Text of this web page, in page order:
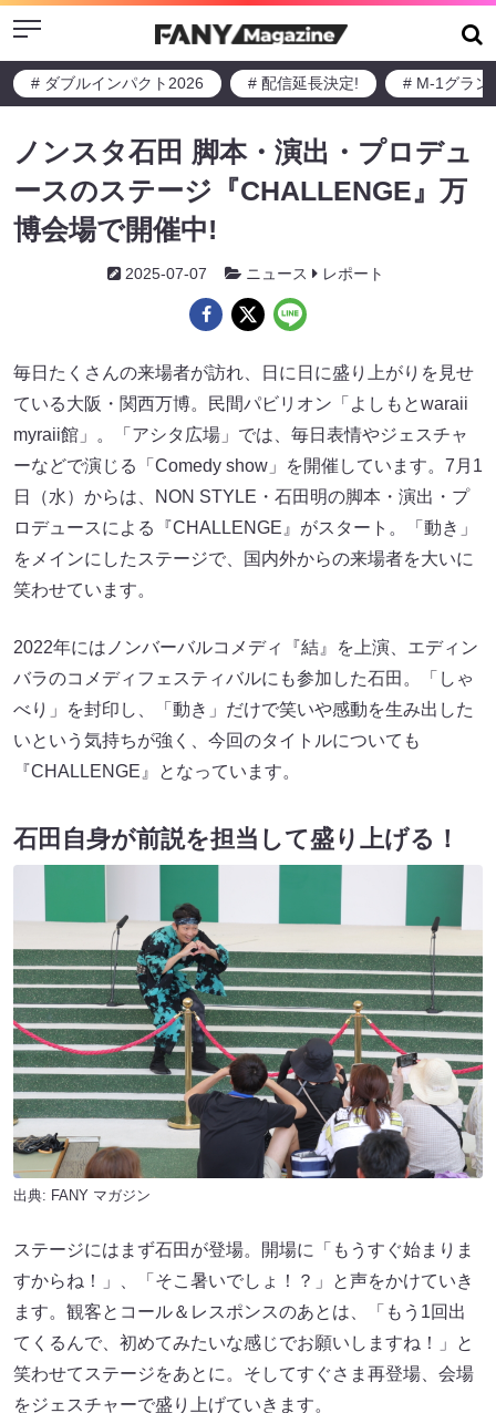
Menu
# ダブルインパクト2026 # 配信延長決定! # M-1グラン
ノンスタ石田 脚本・演出・プロデュ
ースのステージ『CHALLENGE』万
博会場で開催中!
2025-07-07 ニュース レポート
毎日たくさんの来場者が訪れ、日に日に盛り上がりを見せ
ている大阪・関西万博。民間パビリオン「よしもとwaraii
myraii館」。「アシタ広場」では、毎日表情やジェスチャ
ーなどで演じる「Comedy show」を開催しています。7月1
日（水）からは、NON STYLE・石田明の脚本・演出・プ
ロデュースによる『CHALLENGE』がスタート。「動き」
をメインにしたステージで、国内外からの来場者を大いに
笑わせています。
2022年にはノンバーバルコメディ『結』を上演、エディン
バラのコメディフェスティバルにも参加した石田。「しゃ
べり」を封印し、「動き」だけで笑いや感動を生み出した
いという気持ちが強く、今回のタイトルについても
『CHALLENGE』となっています。
石田自身が前説を担当して盛り上げる！
出典: FANY マガジン
ステージにはまず石田が登場。開場に「もうすぐ始まりま
すからね！」、「そこ暑いでしょ！？」と声をかけていき
ます。観客とコール＆レスポンスのあとは、「もう1回出
てくるんで、初めてみたいな感じでお願いしますね！」と
笑わせてステージをあとに。そしてすぐさま再登場、会場
をジェスチャーで盛り上げていきます。